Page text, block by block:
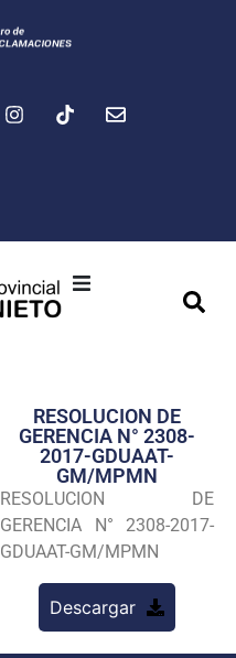
Transparencia
Seguridad
Programas
RESOLUCION DE
GERENCIA N° 2308-
2017-GDUAAT-
GM/MPMN
RESOLUCION DE
GERENCIA N° 2308-2017-
GDUAAT-GM/MPMN
Descargar